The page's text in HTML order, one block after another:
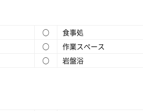
○ 食事処
○ 作業スペース
○ 岩盤浴